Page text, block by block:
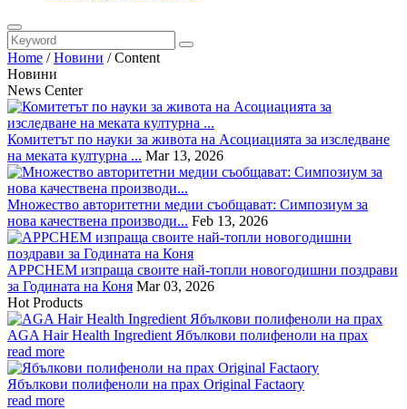
Home /Новини /Content
Новини
News Center
Комитетът по науки за живота на Асоциацията за изследване
на меката културна ... Mar 13, 2026
Множество авторитетни медии съобщават: Симпозиум за
нова качествена производи... Feb 13, 2026
APPCHEM изпраща своите най-топли новогодишни поздрави
за Годината на Коня Mar 03, 2026
Hot Products
AGA Hair Health Ingredient Ябълкови полифеноли на прах
read more
Ябълкови полифеноли на прах Original Factaory
read more